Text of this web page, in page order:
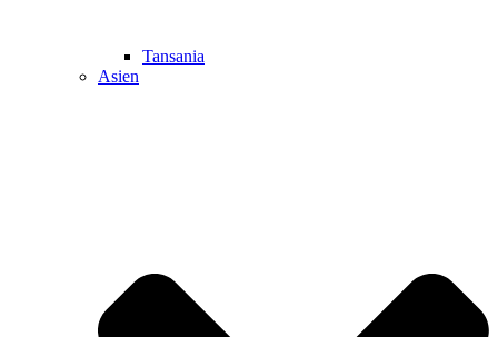
Tansania
Asien